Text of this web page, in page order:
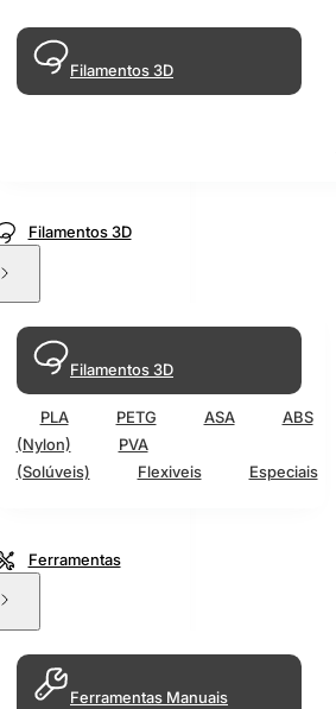
Filamentos 3D
Filamentos 3D
Filamentos 3D
PLA PETG ASA ABS
(Nylon)
PVA
(Solúveis)
Flexiveis Especiais
Ferramentas
Ferramentas Manuais